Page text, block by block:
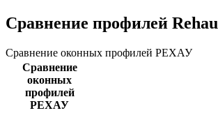
Сравнение профилей Rehau
Сравнение оконных профилей РЕХАУ
Сравнение
оконных
профилей
РЕХАУ